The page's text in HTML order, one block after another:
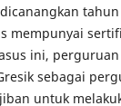
mempunyai
ini,
sebagai
untuk